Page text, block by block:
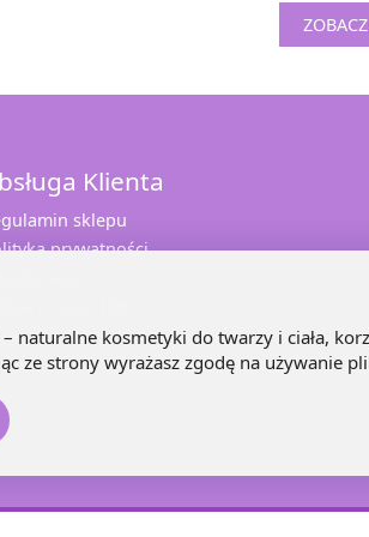
Klienta
sklepu
prywatności
rabat 10%
opinie
naturalne kosmetyki do twarzy i ciała,
ze strony wyrażasz zgodę na używanie